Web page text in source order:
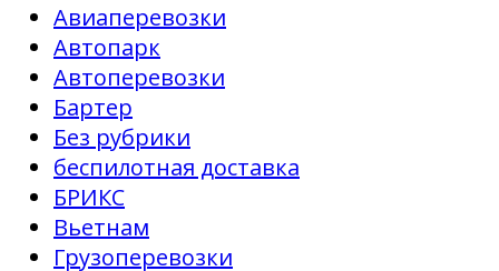
Авиаперевозки
Автопарк
Автоперевозки
Бартер
Без рубрики
беспилотная доставка
БРИКС
Вьетнам
Грузоперевозки